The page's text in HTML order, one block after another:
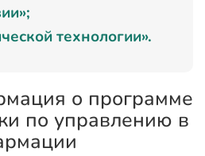
технологии».
о программе
по управлению в